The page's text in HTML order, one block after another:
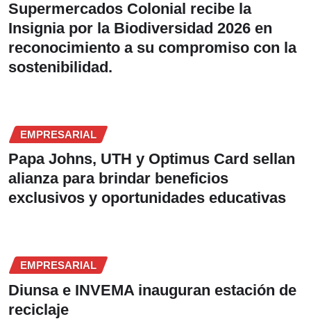
Supermercados Colonial recibe la
Insignia por la Biodiversidad 2026 en
reconocimiento a su compromiso con la
sostenibilidad.
EMPRESARIAL
Papa Johns, UTH y Optimus Card sellan
alianza para brindar beneficios
exclusivos y oportunidades educativas
EMPRESARIAL
Diunsa e INVEMA inauguran estación de
reciclaje